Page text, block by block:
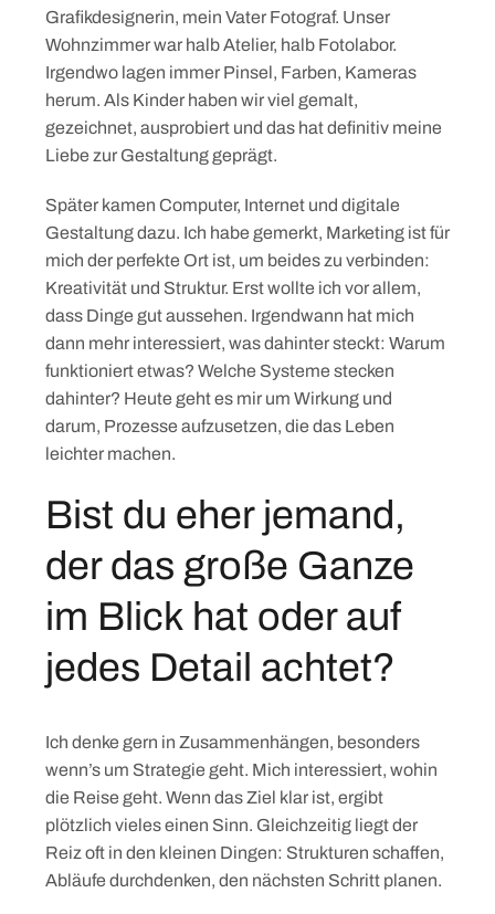
Grafikdesignerin, mein Vater Fotograf. Unser
Wohnzimmer war halb Atelier, halb Fotolabor.
Irgendwo lagen immer Pinsel, Farben, Kameras
herum. Als Kinder haben wir viel gemalt,
gezeichnet, ausprobiert und das hat definitiv meine
Liebe zur Gestaltung geprägt.
Später kamen Computer, Internet und digitale
Gestaltung dazu. Ich habe gemerkt, Marketing ist für
mich der perfekte Ort ist, um beides zu verbinden:
Kreativität und Struktur. Erst wollte ich vor allem,
dass Dinge gut aussehen. Irgendwann hat mich
dann mehr interessiert, was dahinter steckt: Warum
funktioniert etwas? Welche Systeme stecken
dahinter? Heute geht es mir um Wirkung und
darum, Prozesse aufzusetzen, die das Leben
leichter machen.
Bist du eher jemand,
der das große Ganze
im Blick hat oder auf
jedes Detail achtet?
Ich denke gern in Zusammenhängen, besonders
wenn’s um Strategie geht. Mich interessiert, wohin
die Reise geht. Wenn das Ziel klar ist, ergibt
plötzlich vieles einen Sinn. Gleichzeitig liegt der
Reiz oft in den kleinen Dingen: Strukturen schaffen,
Abläufe durchdenken, den nächsten Schritt planen.